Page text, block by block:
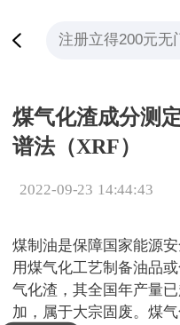
煤气化渣成分测
谱法（XRF）
2022-09-23 14:44:43
煤制油是保障国家能源
用煤气化工艺制备油品
气化渣，其全国年产量
加，属于大宗固废。煤